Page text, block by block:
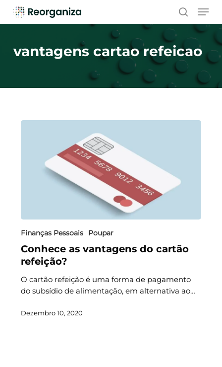
Skip
search
vantagens cartao refeicao
Finanças Pessoais Poupar
Conhece as vantagens do cartão
refeição?
O cartão refeição é uma forma de pagamento
do subsídio de alimentação, em alternativa ao…
Dezembro 10, 2020